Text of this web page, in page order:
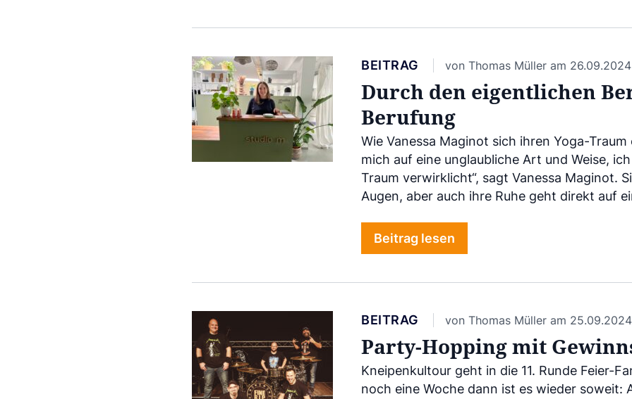
BEITRAG von Thomas Müller am 26.09.2024
Durch den eigentlichen
Berufung
Wie Vanessa Maginot sich ihren Yoga-
mich auf eine unglaubliche Art und Weise,
Traum verwirklicht“, sagt Vanessa Maginot.
Augen, aber auch ihre Ruhe geht direkt auf
Beitrag lesen
BEITRAG von Thomas Müller am 25.09.2024
Party-Hopping mit
Kneipenkultour geht in die 11. Runde Feier-
noch eine Woche dann ist es wieder soweit: